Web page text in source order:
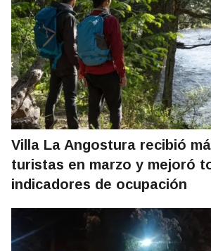
Villa La Angostura recibió
turistas en marzo y mejoró
indicadores de ocupación